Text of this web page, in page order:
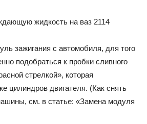
зажигания с автомобиля, для того
подобраться к пробки сливного
стрелкой», которая
цилиндров двигателя. (Как снять
см. в статье: «Замена модуля